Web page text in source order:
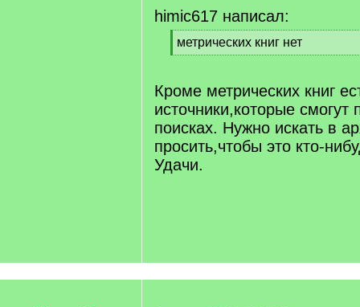
himic617 написал:
[
q
метрических книг нет
[
q
]
Кроме метрических книг
источники,которые
поисках. Нужно искать в
просить,чтобы это кто-
Удачи.